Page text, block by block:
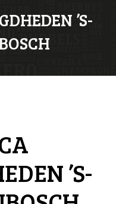
’S-
’S-